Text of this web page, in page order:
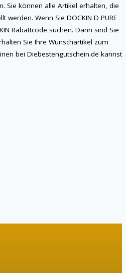
Sie können alle Artikel erhalten, die
werden. Wenn Sie DOCKIN D PURE
Rabattcode suchen. Dann sind Sie
Sie Ihre Wunschartikel zum
bei Diebestengutschein.de kannst